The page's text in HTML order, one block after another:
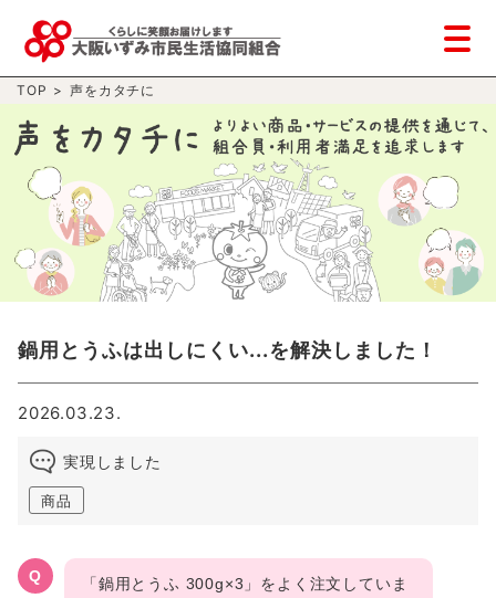
TOP > 声をカタチに
鍋用とうふは出しにくい...を解決しました！
2026.03.23.
実現しました
商品
Q
「鍋用とうふ 300g×3」をよく注文していま